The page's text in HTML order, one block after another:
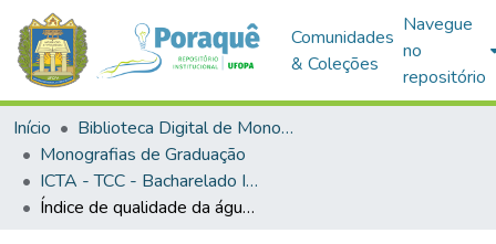
Comunidades
& Coleções
Navegue
no
repositório
Início
Biblioteca Digital de Monografias (BDM)
Monografias de Graduação
ICTA - TCC - Bacharelado Interdisciplinar em Ciência e Tecnologia das Águas
Índice de qualidade da água em área de influência de operação portuária da Companhia Docas do Pará no município de Santarém.